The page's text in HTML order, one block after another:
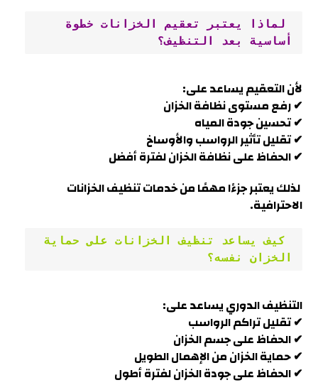
أساسية بعد التنظيف؟
لأن التعقيم يساعد على:
✔ رفع مستوى نظافة الخزان
✔ تحسين جودة المياه
✔ تقليل تأثير الرواسب والأوساخ
✔ الحفاظ على نظافة الخزان لفترة أفضل
لذلك يعتبر جزءًا مهمًا من خدمات تنظيف الخزانات
الاحترافية.
الخزان نفسه؟
التنظيف الدوري يساعد على:
✔ تقليل تراكم الرواسب
✔ الحفاظ على جسم الخزان
✔ حماية الخزان من الإهمال الطويل
✔ الحفاظ على جودة الخزان لفترة أطول